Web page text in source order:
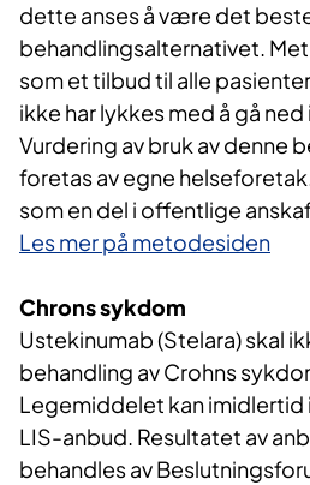
dette anses å være det
behandlingsalternativet.
som et tilbud til alle
ikke har lykkes med å gå ned
Vurdering av bruk av denne
foretas av egne
som en del i offentlige
Les mer på metodesiden
Chrons sykdom
Ustekinumab (Stelara) skal
behandling av Crohns
Legemiddelet kan imidlertid
LIS-anbud. Resultatet av
behandles av